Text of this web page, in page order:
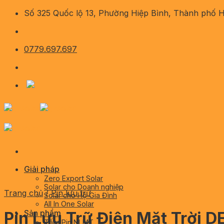
Skip
content
Số 325 Quốc lộ 13, Phường Hiệp Bình, Thành phố
0779.697.697
Giải pháp
Zero Export Solar
Solar cho Doanh nghiệp
Solar cho Hộ Gia Đình
All In One Solar
Sản phẩm
Tấm Pin NLMT
Trang chủ / Pin lưu trữ
Pin Lưu Trữ Điện Mặt Trời